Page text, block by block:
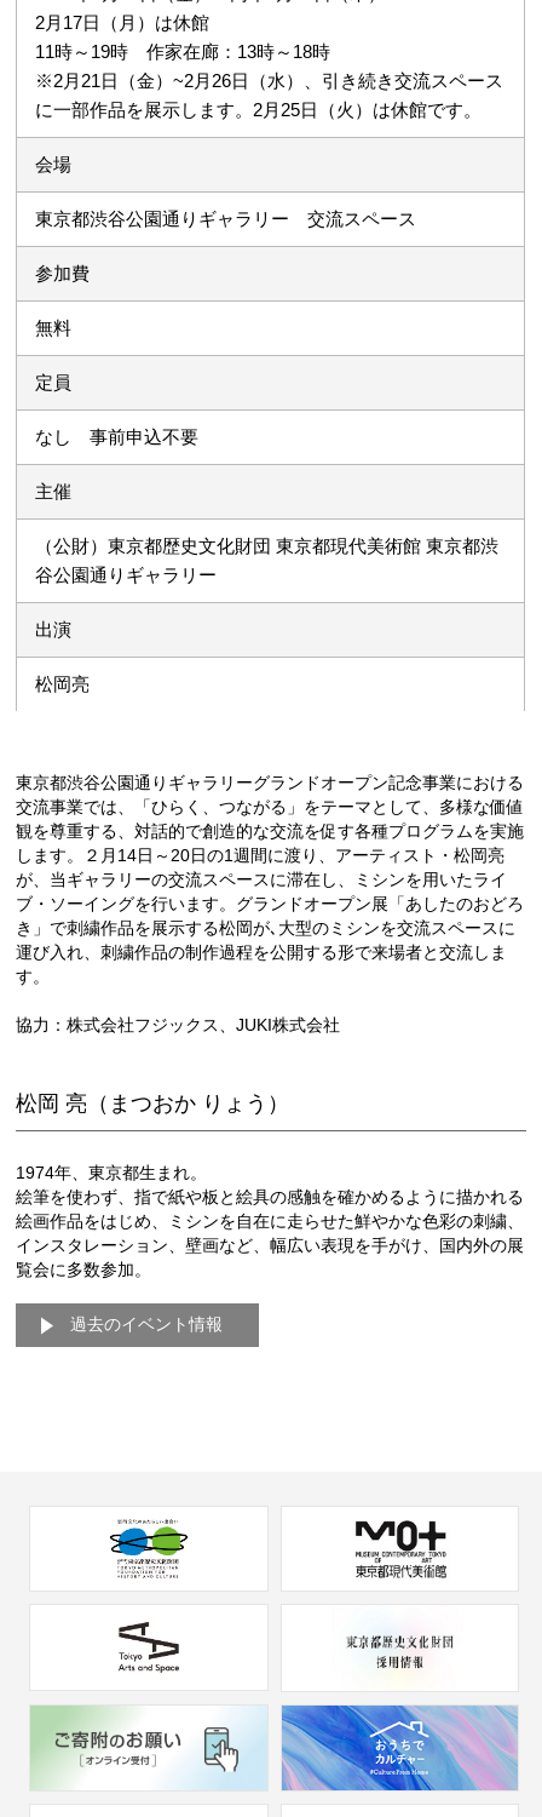
2月17日（月）は休館
11時～19時 作家在廊：13時～18時
※2月21日（金）~2月26日（水）、引き続き交流スペース
に一部作品を展示します。2月25日（火）は休館です。
会場
東京都渋谷公園通りギャラリー 交流スペース
参加費
無料
定員
なし 事前申込不要
主催
（公財）東京都歴史文化財団 東京都現代美術館 東京都渋
谷公園通りギャラリー
出演
松岡亮
東京都渋谷公園通りギャラリーグランドオープン記念事業における
交流事業では、「ひらく、つながる」をテーマとして、多様な価値
観を尊重する、対話的で創造的な交流を促す各種プログラムを実施
します。２月14日～20日の1週間に渡り、アーティスト・松岡亮
が、当ギャラリーの交流スペースに滞在し、ミシンを用いたライ
ブ・ソーイングを行います。グランドオープン展「あしたのおどろ
き」で刺繍作品を展示する松岡が､大型のミシンを交流スペースに
運び入れ、刺繍作品の制作過程を公開する形で来場者と交流しま
す。
協力：株式会社フジックス、JUKI株式会社
松岡 亮（まつおか りょう）
1974年、東京都生まれ。
絵筆を使わず、指で紙や板と絵具の感触を確かめるように描かれる
絵画作品をはじめ、ミシンを自在に走らせた鮮やかな色彩の刺繍、
インスタレーション、壁画など、幅広い表現を手がけ、国内外の展
覧会に多数参加。
過去のイベント情報